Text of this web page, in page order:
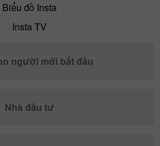
Biểu đồ Insta
Insta TV
người mới bắt đầu
Nhà đầu tư